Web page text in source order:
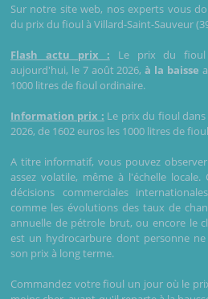
Sur notre site web, nos experts vous
du prix du fioul à Villard-Saint-Sauveur
Flash actu prix : Le prix du fioul
aujourd'hui, le 7 août 2026,à la baisse
1000 litres de fioul ordinaire.
Information prix : Le prix du fioul
2026, de 1602 euros les 1000 litres de
A titre informatif, vous pouvez
assez volatile, même à l'échelle
décisions commerciales
comme les évolutions des taux de
annuelle de pétrole brut, ou encore le
est un hydrocarbure dont personne
son prix à long terme.
Commandez votre fioul un jour où le